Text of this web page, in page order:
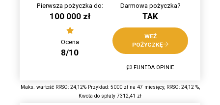
Pierwsza pożyczka do:
100 000 zł
Darmowa pożyczka?
TAK
Ocena
8/10
WEŹ
POŻYCZKĘ
FUNEDA OPINIE
Maks. wartość RRSO: 24,12% Przykład: 5000 zł na 47 miesięcy, RRSO: 24,12 %,
Kwota do spłaty 7312,41 zł